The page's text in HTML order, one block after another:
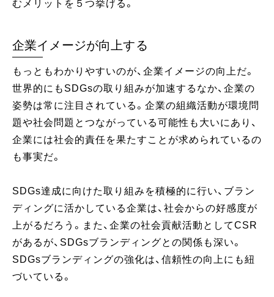
むメリットを５つ挙げる。
企業イメージが向上する
もっともわかりやすいのが、企業イメージの向上だ。
世界的にもSDGsの取り組みが加速するなか、企業の
姿勢は常に注目されている。企業の組織活動が環境問
題や社会問題とつながっている可能性も大いにあり、
企業には社会的責任を果たすことが求められているの
も事実だ。
SDGs達成に向けた取り組みを積極的に行い、ブラン
ディングに活かしている企業は、社会からの好感度が
上がるだろう。また、企業の社会貢献活動としてCSR
があるが、SDGsブランディングとの関係も深い。
SDGsブランディングの強化は、信頼性の向上にも紐
づいている。